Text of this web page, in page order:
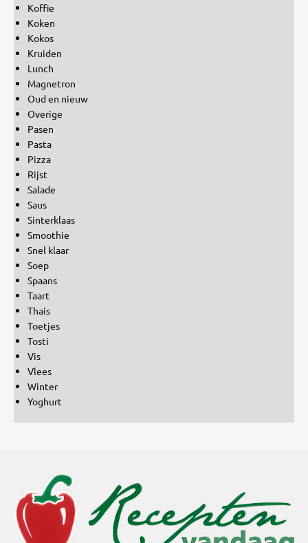
Koffie
Koken
Kokos
Kruiden
Lunch
Magnetron
Oud en nieuw
Overige
Pasen
Pasta
Pizza
Rijst
Salade
Saus
Sinterklaas
Smoothie
Snel klaar
Soep
Spaans
Taart
Thais
Toetjes
Tosti
Vis
Vlees
Winter
Yoghurt